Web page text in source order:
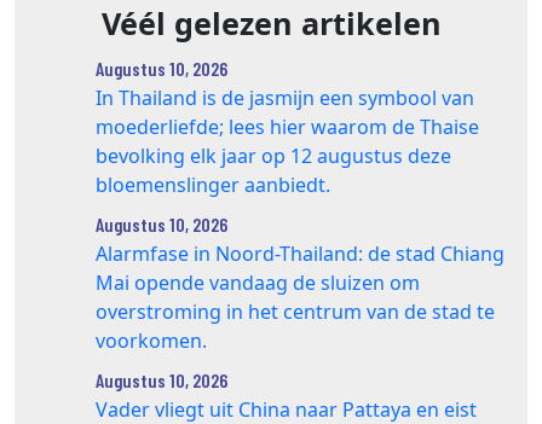
Véél gelezen artikelen
Augustus 10, 2026
In Thailand is de jasmijn een symbool van
moederliefde; lees hier waarom de Thaise
bevolking elk jaar op 12 augustus deze
bloemenslinger aanbiedt.
Augustus 10, 2026
Alarmfase in Noord-Thailand: de stad Chiang
Mai opende vandaag de sluizen om
overstroming in het centrum van de stad te
voorkomen.
Augustus 10, 2026
Vader vliegt uit China naar Pattaya en eist